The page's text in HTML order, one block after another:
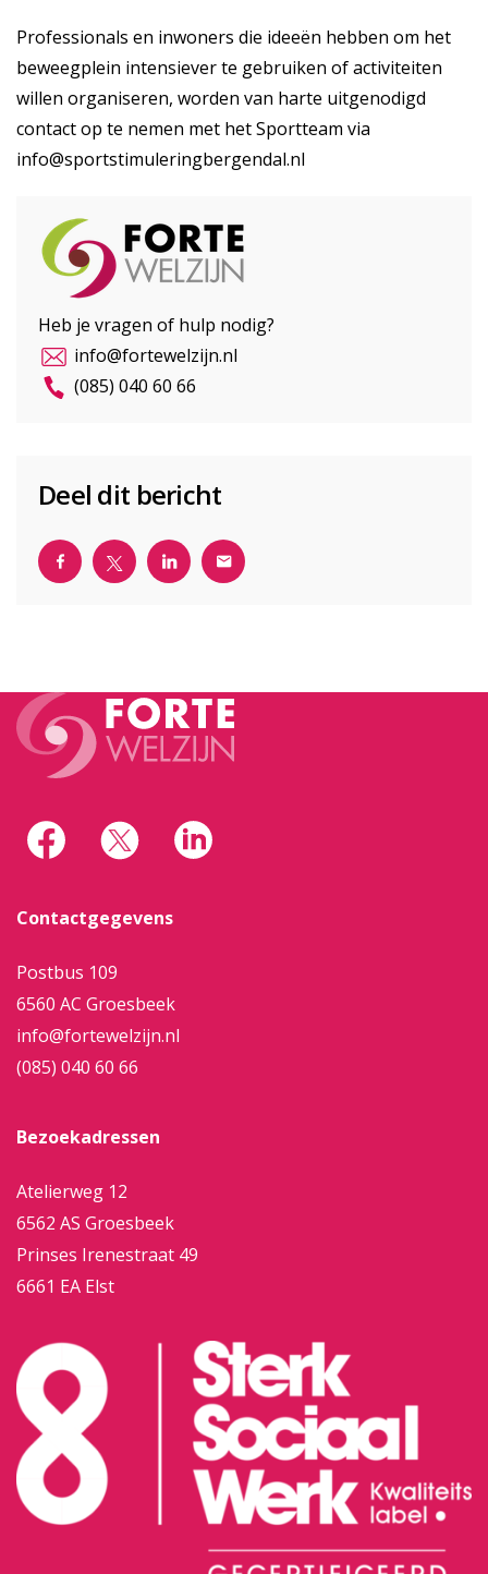
Professionals en inwoners die ideeën hebben om het
beweegplein intensiever te gebruiken of activiteiten
willen organiseren, worden van harte uitgenodigd
contact op te nemen met het Sportteam via
info@sportstimuleringbergendal.nl
Heb je vragen of hulp nodig?
info@fortewelzijn.nl
(085) 040 60 66
Deel dit bericht
Contactgegevens
Postbus 109
6560 AC Groesbeek
info@fortewelzijn.nl
(085) 040 60 66
Bezoekadressen
Atelierweg 12
6562 AS Groesbeek
Prinses Irenestraat 49
6661 EA Elst